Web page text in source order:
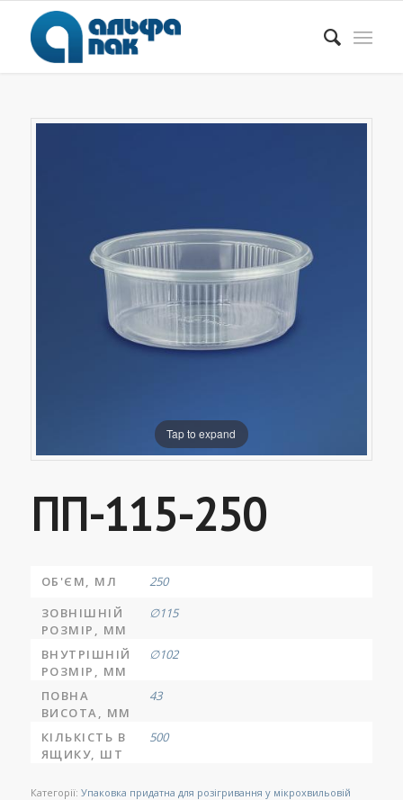
Tap to expand
ПП-115-250
ОБ'ЄМ, МЛ
250
ЗОВНІШНІЙ
РОЗМІР, ММ
∅115
ВНУТРІШНІЙ
РОЗМІР, ММ
∅102
ПОВНА
ВИСОТА, ММ
43
КІЛЬКІСТЬ В
ЯЩИКУ, ШТ
500
Категорії: Упаковка придатна для розігривання у мікрохвильовій